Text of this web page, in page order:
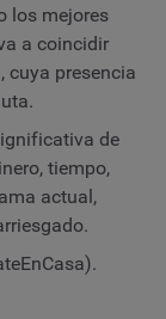
los mejores
a coincidir
cuya presencia
de
tiempo,
actual,